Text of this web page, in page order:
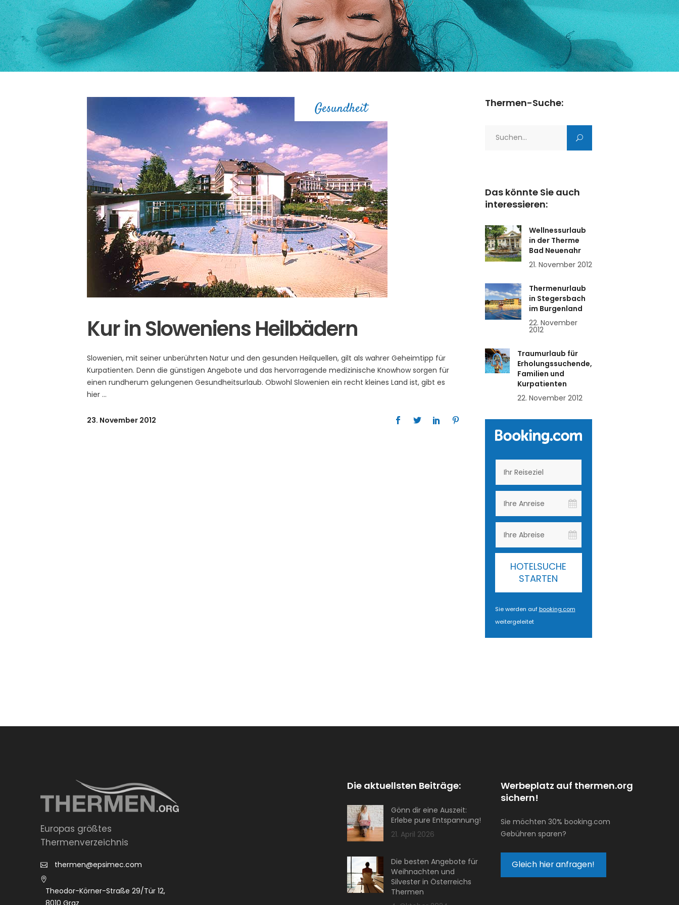
Gesundheit
Kur in Sloweniens Heilbädern
Slowenien, mit seiner unberührten Natur und den gesunden Heilquellen, gilt als wahrer Geheimtipp für
Kurpatienten. Denn die günstigen Angebote und das hervorragende medizinische Knowhow sorgen für
einen rundherum gelungenen Gesundheitsurlaub. Obwohl Slowenien ein recht kleines Land ist, gibt es
hier
23. November 2012
Thermen-Suche:
Das könnte Sie auch
interessieren:
Wellnessurlaub
in der Therme
Bad Neuenahr
21. November 2012
Thermenurlaub
in Stegersbach
im Burgenland
22. November
2012
Traumurlaub für
Erholungssuchende,
Familien und
Kurpatienten
22. November 2012
HOTELSUCHE
STARTEN
Sie werden aufbooking.com
weitergeleitet
Europas größtes
Thermenverzeichnis
thermen@epsimec.com
Theodor-Körner-Straße 29/Tür 12,
8010 Graz
Die aktuellsten Beiträge:
Gönn dir eine Auszeit:
Erlebe pure Entspannung!
21. April 2026
Die besten Angebote für
Weihnachten und
Silvester in Österreichs
Thermen
Werbeplatz auf thermen.org
sichern!
Sie möchten 30% booking.com
Gebühren sparen?
Gleich hier anfragen!